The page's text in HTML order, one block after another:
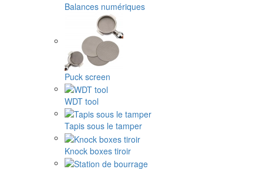
Balances numériques
Puck screen
WDT tool
Tapis sous le tamper
Knock boxes tiroir